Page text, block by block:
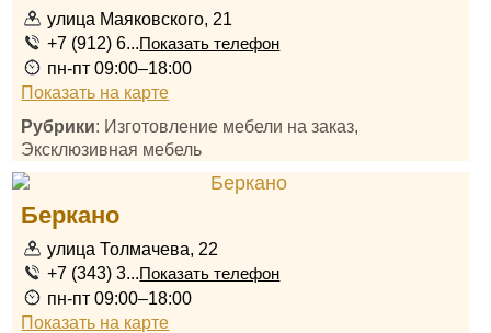
улица Маяковского, 21
+7 (912) 6...Показать телефон
пн-пт 09:00–18:00
Показать на карте
Рубрики: Изготовление мебели на заказ,
Эксклюзивная мебель
Беркано
улица Толмачева, 22
+7 (343) 3...Показать телефон
пн-пт 09:00–18:00
Показать на карте